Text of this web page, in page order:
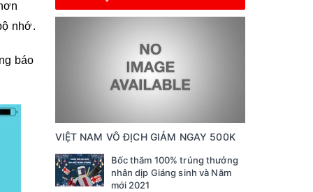
nhớ.
báo
VIỆT NAM VÔ ĐỊCH GIẢM NGAY 500K
Bốc thăm 100% trúng thưởng
nhân dịp Giáng sinh và Năm
mới 2021